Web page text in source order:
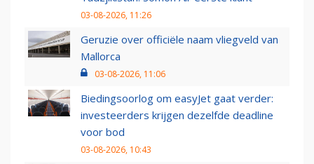
03-08-2026, 11:26
Geruzie over officiële naam vliegveld van
Mallorca
03-08-2026, 11:06
Biedingsoorlog om easyJet gaat verder:
investeerders krijgen dezelfde deadline
voor bod
03-08-2026, 10:43